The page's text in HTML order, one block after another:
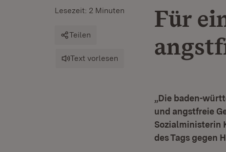
Für
Lesezeit: 2 Minuten
Teilen
Text vorlesen
„Die baden-
und angstfreie
Sozialministerin
des Tags gegen